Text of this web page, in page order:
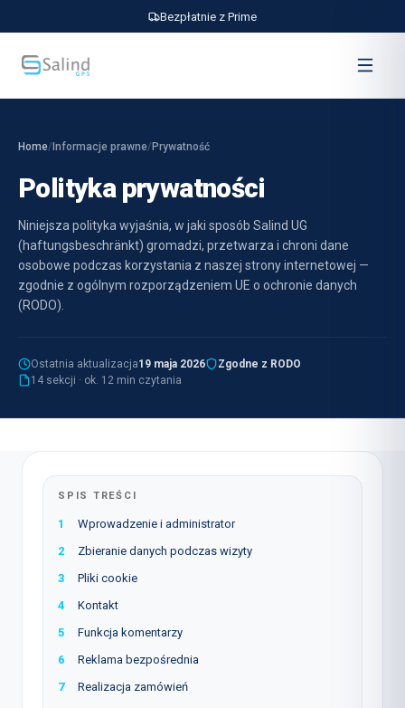
Bezpłatnie z Prime
Home/ Informacje prawne/ Prywatność
Polityka prywatności
Niniejsza polityka wyjaśnia, w jaki sposób Salind UG
(haftungsbeschränkt) gromadzi, przetwarza i chroni dane
osobowe podczas korzystania z naszej strony internetowej —
zgodnie z ogólnym rozporządzeniem UE o ochronie danych
(RODO).
Ostatnia aktualizacja19 maja 2026
Zgodne z RODO
14 sekcji · ok. 12 min czytania
SPIS TREŚCI
1
Wprowadzenie i administrator
2
Zbieranie danych podczas wizyty
3
Pliki cookie
4
Kontakt
5
Funkcja komentarzy
6
Reklama bezpośrednia
7
Realizacja zamówień